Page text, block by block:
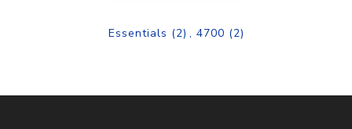
Essentials (2) , 4700 (2)